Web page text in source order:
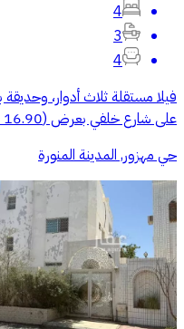
4
3
4
على شارع خلفي بعرض (16.90 م). جميع الصكوك إلكترونية مسجلة وجاهزة للإفراغ. المطلوب (3,600,000 ريال). ثلاثة ملايين وستمائة ألف ريال : (( الرقم يظهر عند الضغط على اتصال ))
حي مهزور, المدينة المنورة